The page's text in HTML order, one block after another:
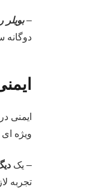
–بویلر
دوگانه
ایمنی
ویژه
– یک
تجربه